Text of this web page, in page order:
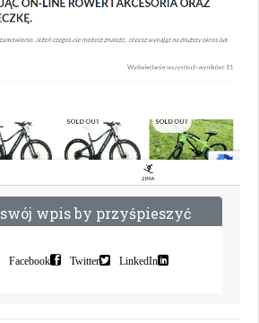
swój wpisby przyśpieszyć
Facebook Twitter LinkedIn